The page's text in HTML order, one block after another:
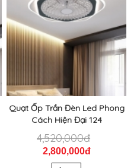
Quạt Ốp Trần Đèn Led Phong
Cách Hiện Đại 124
4,520,000đ
2,800,000đ